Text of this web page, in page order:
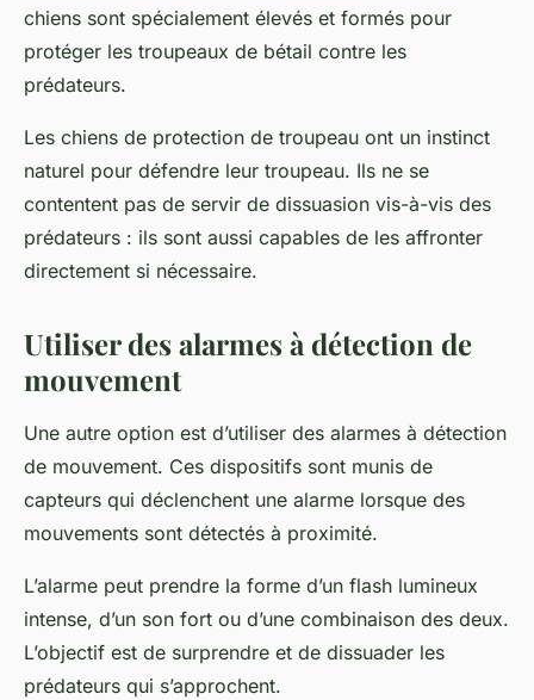
chiens sont spécialement élevés et formés pour
protéger les troupeaux de bétail contre les
prédateurs.
Les chiens de protection de troupeau ont un instinct
naturel pour défendre leur troupeau. Ils ne se
contentent pas de servir de dissuasion vis-à-vis des
prédateurs : ils sont aussi capables de les affronter
directement si nécessaire.
Utiliser des alarmes à détection de
mouvement
Une autre option est d’utiliser des alarmes à détection
de mouvement. Ces dispositifs sont munis de
capteurs qui déclenchent une alarme lorsque des
mouvements sont détectés à proximité.
L’alarme peut prendre la forme d’un flash lumineux
intense, d’un son fort ou d’une combinaison des deux.
L’objectif est de surprendre et de dissuader les
prédateurs qui s’approchent.